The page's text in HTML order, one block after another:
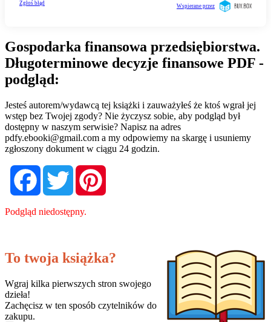
Gospodarka finansowa przedsiębiorstwa.
Długoterminowe decyzje finansowe PDF -
podgląd:
Jesteś autorem/wydawcą tej książki i zauważyłeś że ktoś wgrał jej
wstęp bez Twojej zgody? Nie życzysz sobie, aby podgląd był
dostępny w naszym serwisie? Napisz na adres
pdfy.ebooki@gmail.com a my odpowiemy na skargę i usuniemy
zgłoszony dokument w ciągu 24 godzin.
FacebookTwitter
Podgląd niedostępny.
To twoja książka?
Wgraj kilka pierwszych stron swojego
dzieła!
Zachęcisz w ten sposób czytelników do
zakupu.